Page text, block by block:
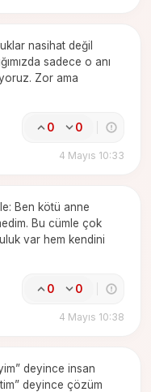
nasihat değil
sadece o anı
Zor ama
0 0
4 Mayıs 10:33
Ben kötü anne
Bu cümle çok
var hem kendini
0 0
4 Mayıs 10:38
deyince insan
deyince çözüm